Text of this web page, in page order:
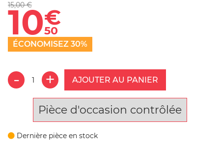
15,00 €
10€
50
ÉCONOMISEZ 30%
AJOUTER AU PANIER
Pièce d'occasion contrôlée
Dernière pièce en stock